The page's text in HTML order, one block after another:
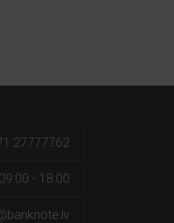
27777762
- 18:00